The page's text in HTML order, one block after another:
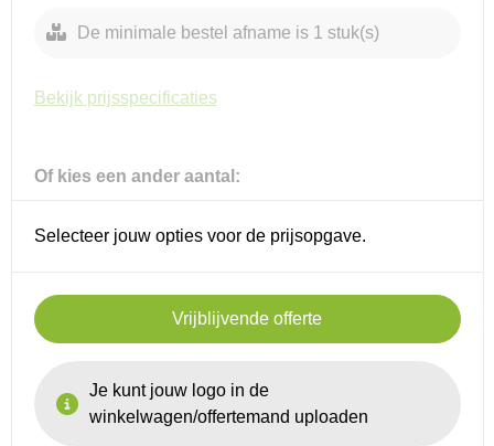
Schoudertassen
Sporttassen
Tablettassen
Toilettassen
Gehoorbescherming
Ademhalingsbescherming
De minimale bestel afname is 1 stuk(s)
Bekijk prijsspecificaties
Of kies een ander aantal:
Selecteer jouw opties voor de prijsopgave.
Vrijblijvende offerte
Je kunt jouw logo in de
winkelwagen/offertemand uploaden